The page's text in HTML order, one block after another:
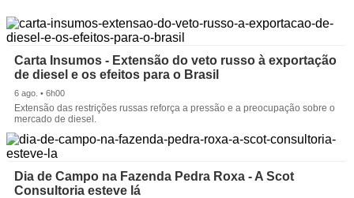
Carta Insumos - Extensão do veto russo à exportação
de diesel e os efeitos para o Brasil
6 ago. • 6h00
Extensão das restrições russas reforça a pressão e a preocupação sobre o
mercado de diesel.
Dia de Campo na Fazenda Pedra Roxa - A Scot
Consultoria esteve lá